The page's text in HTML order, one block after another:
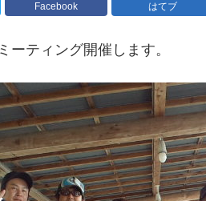
Facebook はてブ
ーティング開催します。